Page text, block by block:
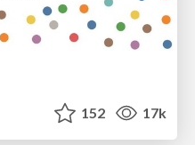
152 17k